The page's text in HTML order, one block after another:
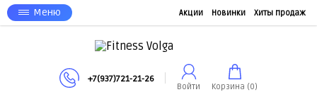
Меню Акции Новинки Хиты продаж
+7(937)721-21-26
Войти Корзина (0)